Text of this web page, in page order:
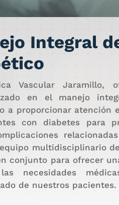
Integral
Vascular Jaramillo,
en el manejo
a proporcionar atención
con diabetes para
multidisciplinario
conjunto para ofrecer
necesidades
de nuestros pacientes.